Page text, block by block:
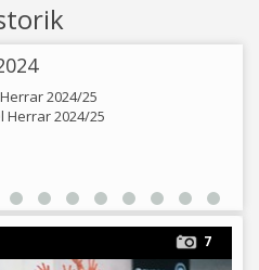
2024/25
Herrar 2024/25
7